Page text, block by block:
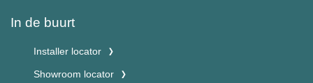
In de buurt
Installer locator
Showroom locator